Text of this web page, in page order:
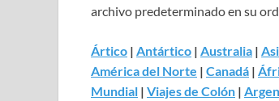
archivo predeterminado en su
Ártico | Antártico | Australia |
América del Norte | Canadá |
Mundial | Viajes de Colón |